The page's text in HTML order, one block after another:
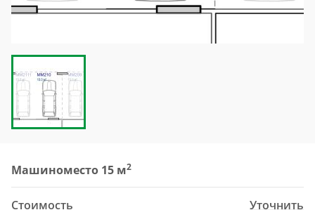
Машиноместо 15 м2
Стоимость Уточнить